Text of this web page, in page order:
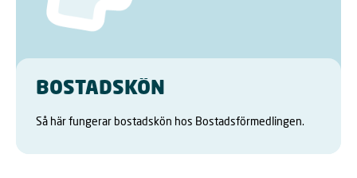
BOSTADSKÖN
Så här fungerar bostadskön hos Bostadsförmedlingen.